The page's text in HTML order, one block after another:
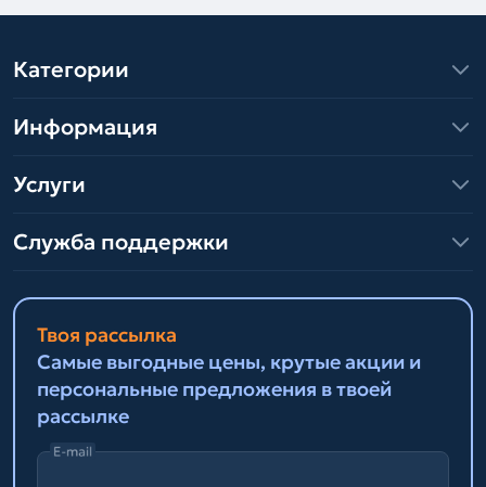
Категории
Информация
Услуги
Служба поддержки
Твоя рассылка
Самые выгодные цены, крутые акции и
персональные предложения в твоей
рассылке
E-mail